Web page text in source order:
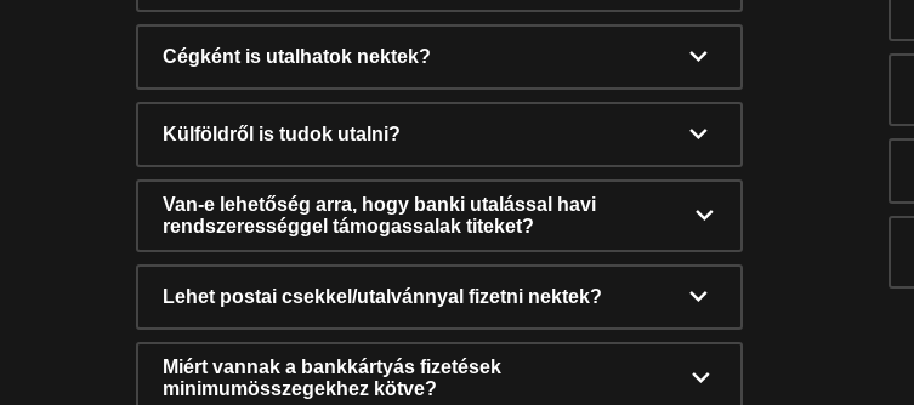
Cégként is utalhatok nektek?
Külföldről is tudok utalni?
Van-e lehetőség arra, hogy banki utalással havi
rendszerességgel támogassalak titeket?
Lehet postai csekkel/utalvánnyal fizetni nektek?
Miért vannak a bankkártyás fizetések
minimumösszegekhez kötve?